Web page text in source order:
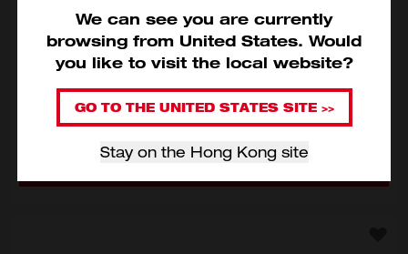
We can see you are currently
browsing from United States. Would
you like to visit the local website?
GO TO THE UNITED STATES SITE >>
Stay on the Hong Kong site
M18™ 乾濕兩用吸塵器
M18 VC-2-0
HKD$1,440
選擇型號
M18 VC-2-0